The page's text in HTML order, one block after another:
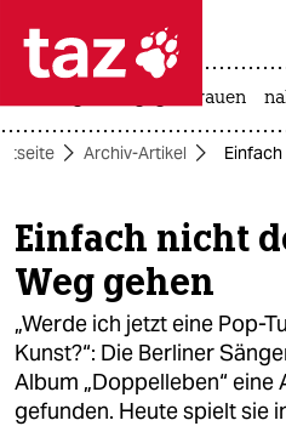
 taz zahl
taz zahl ich
themen
politik
öko
gesellschaft
gewalt gegen frauen
Archiv-Artikel
Einfach nicht
Weg gehen
„Werde ich jetzt eine Pop-
Kunst?“: Die Berliner
Album „Doppelleben“
gefunden. Heute spielt sie